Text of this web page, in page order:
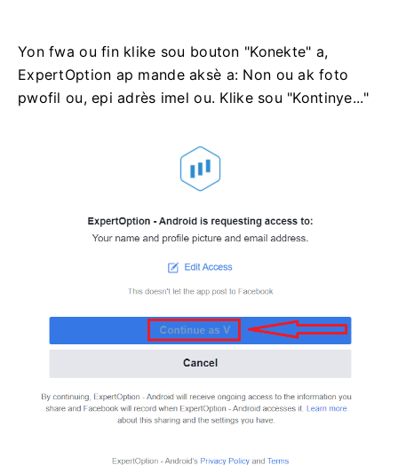
Yon fwa ou fin klike sou bouton "Konekte" a,
ExpertOption ap mande aksè a: Non ou ak foto
pwofil ou, epi adrès imel ou. Klike sou "Kontinye..."